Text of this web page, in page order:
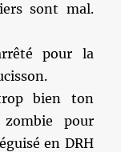
sont mal.
pour la
bien ton
pour
en DRH